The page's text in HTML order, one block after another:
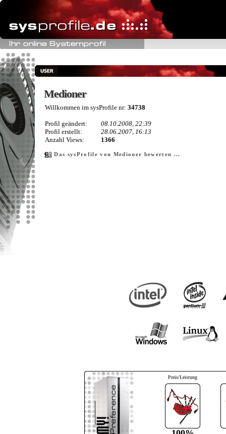
Medioner
Medioner
Willkommen im sysProfile nr: 34738
Profil geändert:
08.10.2008, 22:39
Profil erstellt:
28.06.2007, 16:13
Anzahl Views:
1366
Das sysProfile von Medioner bewerten ...
Preis/Leistung